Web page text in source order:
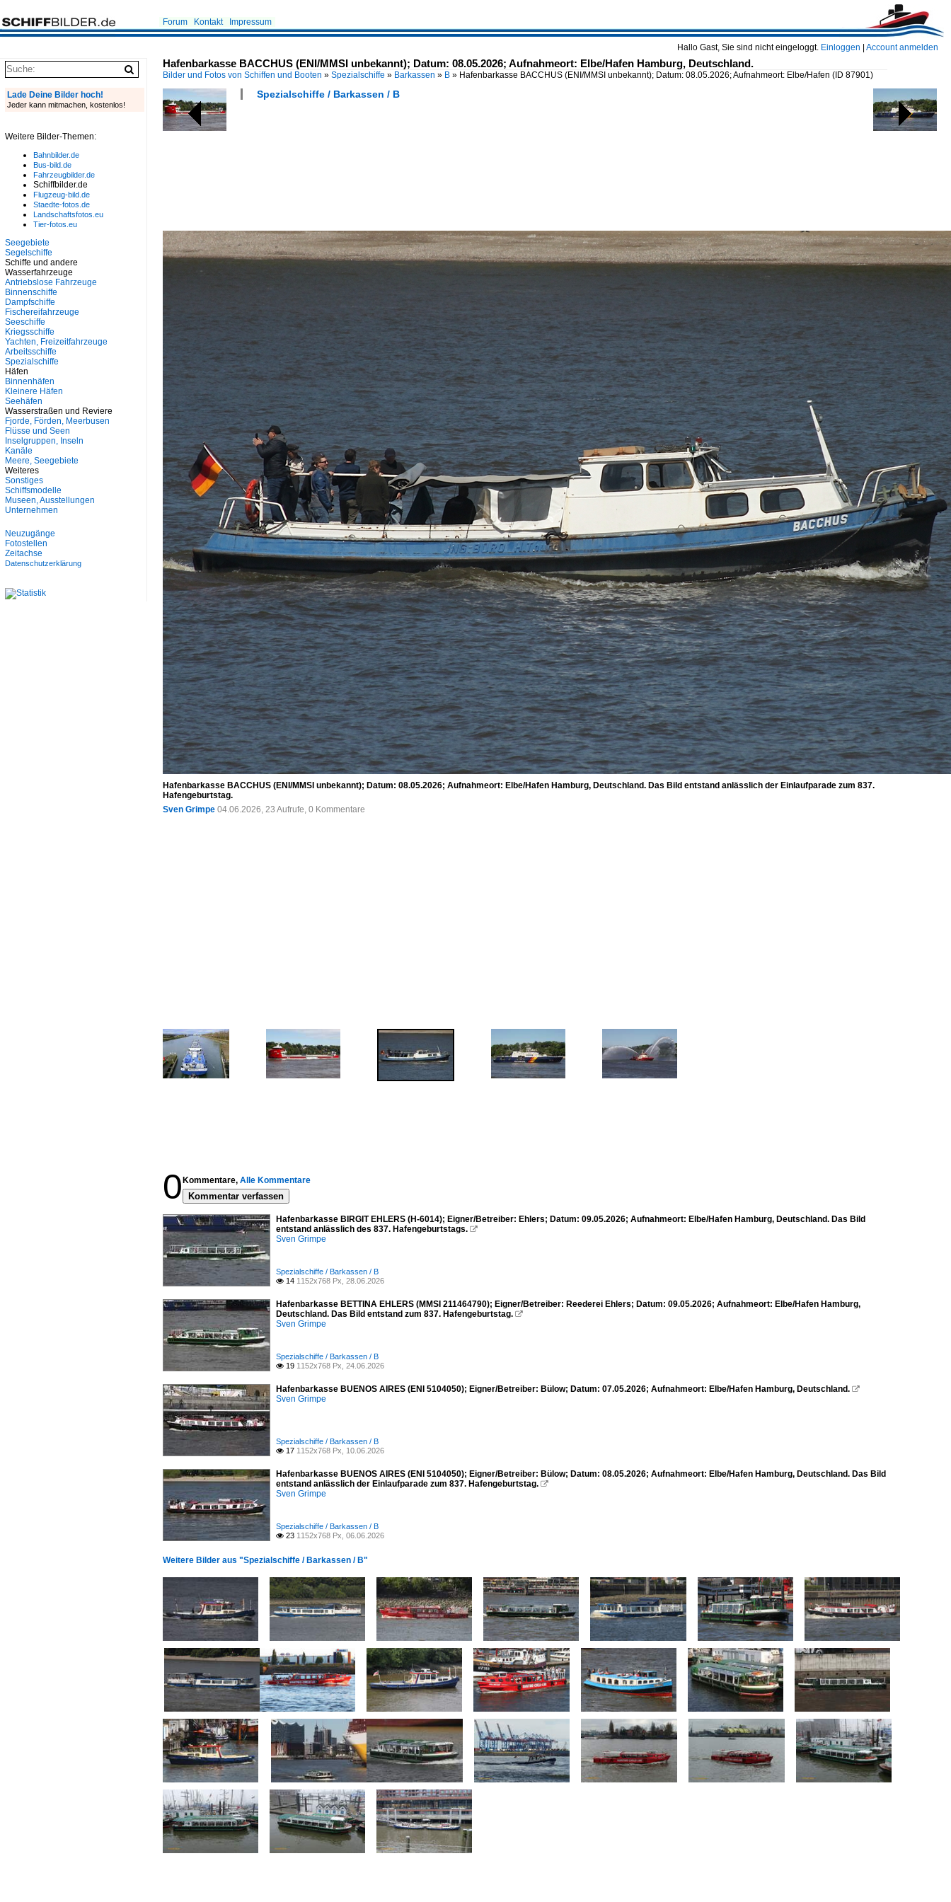
Hallo Gast, Sie sind nicht eingeloggt. Einloggen Account anmelden
Forum Kontakt Impressum
Hafenbarkasse BACCHUS (ENI/MMSI unbekannt); Datum: 08.05.2026; Aufnahmeort: Elbe/Hafen Hamburg, Deutschland.
Bilder und Fotos von Schiffen und Booten » Spezialschiffe » Barkassen » B » Hafenbarkasse BACCHUS (ENI/MMSI unbekannt); Datum: 08.05.2026; Aufnahmeort: Elbe/Hafen (ID 87901)
Spezialschiffe / Barkassen / B
Hafenbarkasse BACCHUS (ENI/MMSI unbekannt); Datum: 08.05.2026; Aufnahmeort: Elbe/Hafen Hamburg, Deutschland. Das Bild entstand anlässlich der Einlaufparade zum 837.
Hafengeburtstag.
Sven Grimpe 04.06.2026, 23 Aufrufe, 0 Kommentare
0 Kommentare, Alle Kommentare
Kommentar verfassen
Hafenbarkasse BIRGIT EHLERS (H-6014); Eigner/Betreiber: Ehlers; Datum: 09.05.2026; Aufnahmeort: Elbe/Hafen Hamburg, Deutschland. Das Bild
entstand anlässlich des 837. Hafengeburtstags. 
Sven Grimpe
Spezialschiffe / Barkassen / B
 14 1152x768 Px, 28.06.2026
Hafenbarkasse BETTINA EHLERS (MMSI 211464790); Eigner/Betreiber: Reederei Ehlers; Datum: 09.05.2026; Aufnahmeort: Elbe/Hafen Hamburg,
Deutschland. Das Bild entstand zum 837. Hafengeburtstag. 
Sven Grimpe
Spezialschiffe / Barkassen / B
 19 1152x768 Px, 24.06.2026
Hafenbarkasse BUENOS AIRES (ENI 5104050); Eigner/Betreiber: Bülow; Datum: 07.05.2026; Aufnahmeort: Elbe/Hafen Hamburg, Deutschland. 
Sven Grimpe
Spezialschiffe / Barkassen / B
 17 1152x768 Px, 10.06.2026
Hafenbarkasse BUENOS AIRES (ENI 5104050); Eigner/Betreiber: Bülow; Datum: 08.05.2026; Aufnahmeort: Elbe/Hafen Hamburg, Deutschland. Das Bild
entstand anlässlich der Einlaufparade zum 837. Hafengeburtstag. 
Sven Grimpe
Spezialschiffe / Barkassen / B
 23 1152x768 Px, 06.06.2026
Weitere Bilder aus "Spezialschiffe / Barkassen / B"
Lade Deine Bilder hoch!
Jeder kann mitmachen, kostenlos!
Weitere Bilder-Themen:
Bahnbilder.de
Bus-bild.de
Fahrzeugbilder.de
Schiffbilder.de
Flugzeug-bild.de
Staedte-fotos.de
Landschaftsfotos.eu
Tier-fotos.eu
Seegebiete
Segelschiffe
Schiffe und andere
Wasserfahrzeuge
Antriebslose Fahrzeuge
Binnenschiffe
Dampfschiffe
Fischereifahrzeuge
Seeschiffe
Kriegsschiffe
Yachten, Freizeitfahrzeuge
Arbeitsschiffe
Spezialschiffe
Häfen
Binnenhäfen
Kleinere Häfen
Seehäfen
Wasserstraßen und Reviere
Fjorde, Förden, Meerbusen
Flüsse und Seen
Inselgruppen, Inseln
Kanäle
Meere, Seegebiete
Weiteres
Sonstiges
Schiffsmodelle
Museen, Ausstellungen
Unternehmen
Neuzugänge
Fotostellen
Zeitachse
Datenschutzerklärung